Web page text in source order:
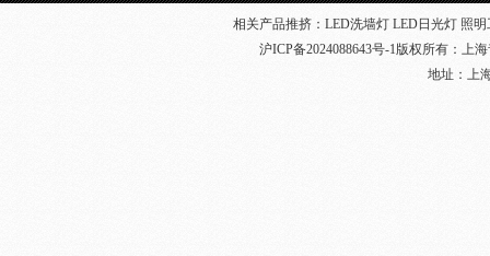
相关产品推挤：LED洗墙灯 LED日光灯 照
沪ICP备2024088643号-1版权所有： 上
地址：上